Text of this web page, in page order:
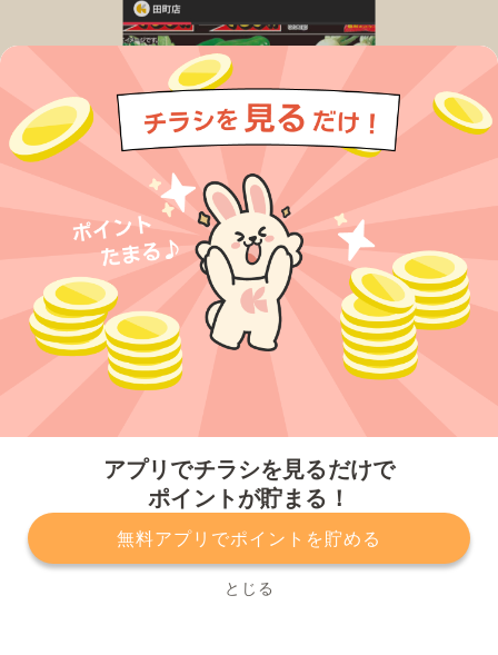
アプリでチラシを見るだけで
ポイントが貯まる！
無料アプリでポイントを貯める
とじる
プライバシーポリシー 利用規約
運営会社
サービスに関してのお問い合わせ